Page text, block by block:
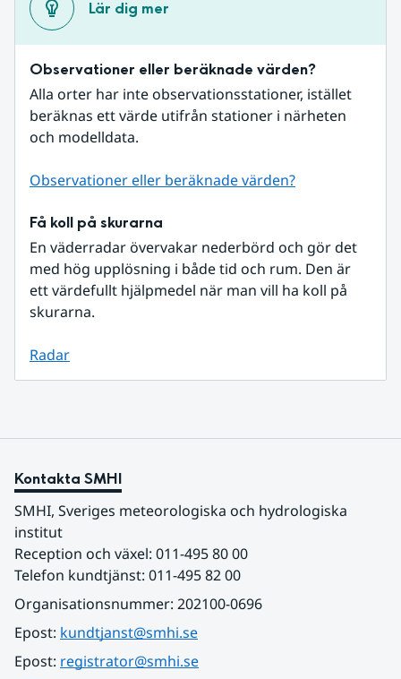
Lär dig mer
Observationer eller beräknade värden?
Alla orter har inte observationsstationer, istället
beräknas ett värde utifrån stationer i närheten
och modelldata.
Observationer eller beräknade värden?
Få koll på skurarna
En väderradar övervakar nederbörd och gör det
med hög upplösning i både tid och rum. Den är
ett värdefullt hjälpmedel när man vill ha koll på
skurarna.
Radar
Kontakta SMHI
SMHI, Sveriges meteorologiska och hydrologiska
institut
Reception och växel: 011-495 80 00
Telefon kundtjänst: 011-495 82 00
Organisationsnummer: 202100-0696
Epost: kundtjanst@smhi.se
Epost: registrator@smhi.se